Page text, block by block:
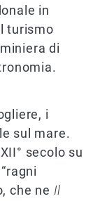
in
turismo
di
i
sul mare.
secolo su
che ne Il